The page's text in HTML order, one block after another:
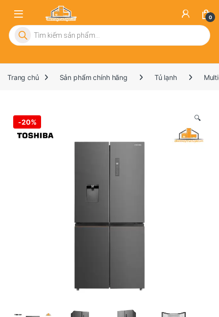
0
Tìm kiếm sản phẩm
Trang chủ Sản phẩm chính hãng Tủ lạnh
-20% 🔍